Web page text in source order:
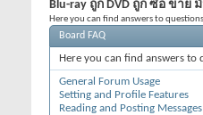
Blu-ray ถูก DVD ถูก ซื้อ ขาย
Here you can find answers to
Board FAQ
Here you can find answers
General Forum Usage
Setting and Profile Features
Reading and Posting Messages